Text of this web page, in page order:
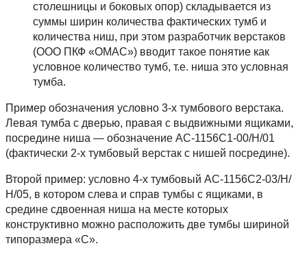
столешницы и боковых опор) складывается из
суммы ширин количества фактических тумб и
количества ниш, при этом разработчик верстаков
(ООО ПКФ «ОМАС») вводит такое понятие как
условное количество тумб, т.е. ниша это условная
тумба.
Пример обозначения условно 3-х тумбового верстака.
Левая тумба с дверью, правая с выдвижными ящиками,
посредине ниша — обозначение АС-1156С1-00/Н/01
(фактически 2-х тумбовый верстак с нишей посредине).
Второй пример: условно 4-х тумбовый АС-1156С2-03/Н/
Н/05, в котором слева и справ тумбы с ящиками, в
средине сдвоенная ниша на месте которых
конструктивно можно расположить две тумбы шириной
типоразмера «С».